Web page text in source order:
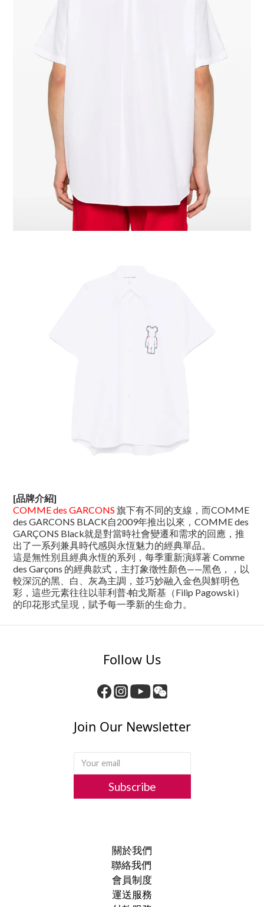
[品牌介紹]
COMME des GARCONS 旗下有不同的支線，而COMME
des GARCONS BLACK自2009年推出以來，COMME des
GARÇONS Black就是對當時社會變遷和需求的回應，推
出了一系列兼具時代感與永恆魅力的經典單品。
這是無性別且經典永恆的系列，每季重新演繹著 Comme
des Garçons 的經典款式，主打象徵性顏色——黑色，，以
較深沉的黑、白、灰為主調，並巧妙融入金色與鮮明色
彩，這些元素往往以菲利普·帕戈斯基（Filip Pagowski）
的印花形式呈現，賦予每一季新的生命力。
Follow Us
Join Our Newsletter
Subscribe
關於我們
聯絡我們
會員制度
運送服務